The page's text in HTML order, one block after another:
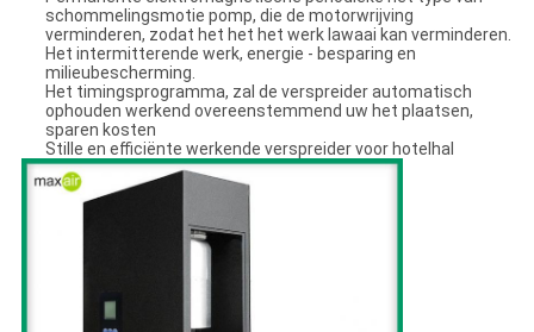
schommelingsmotie pomp, die de motorwrijving
verminderen, zodat het het het werk lawaai kan verminderen.
Het intermitterende werk, energie - besparing en
milieubescherming.
Het timingsprogramma, zal de verspreider automatisch
ophouden werkend overeenstemmend uw het plaatsen,
sparen kosten
Stille en efficiënte werkende verspreider voor hotelhal